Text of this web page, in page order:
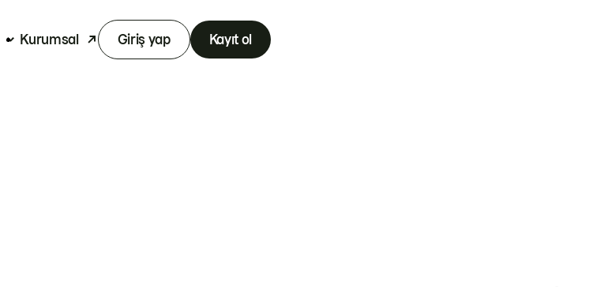
Kurumsal Giriş yap Kayıt ol